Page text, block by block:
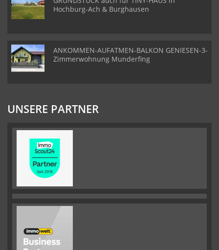
Hochburg-Ach & Burghausen
ANKOMMEN-AUFATMEN-BALKON GENIESEN-3-
Zimmerwohnung Munderfing
UNSERE PARTNER